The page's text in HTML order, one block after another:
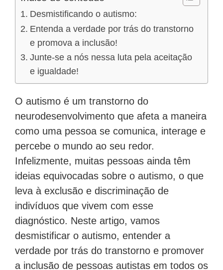
Desmistificando o autismo:
Entenda a verdade por trás do transtorno
e promova a inclusão!
Junte-se a nós nessa luta pela aceitação
e igualdade!
O autismo é um transtorno do
neurodesenvolvimento que afeta a maneira
como uma pessoa se comunica, interage e
percebe o mundo ao seu redor.
Infelizmente, muitas pessoas ainda têm
ideias equivocadas sobre o autismo, o que
leva à exclusão e discriminação de
indivíduos que vivem com esse
diagnóstico. Neste artigo, vamos
desmistificar o autismo, entender a
verdade por trás do transtorno e promover
a inclusão de pessoas autistas em todos os